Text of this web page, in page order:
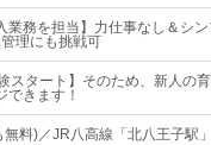
業務を担当】力仕事なし＆シ
理にも挑戦可
スタート】そのため、新人の
きます！
料)／JR八高線「北八王子駅